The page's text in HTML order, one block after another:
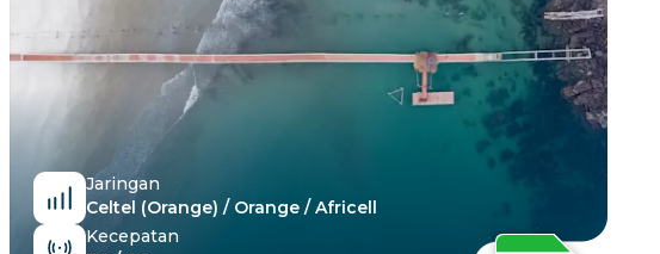
Jaringan
Celtel (Orange) / Orange / Africell
Kecepatan